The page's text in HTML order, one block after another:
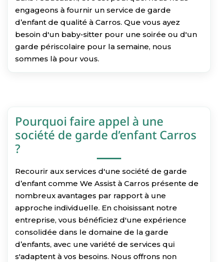
engageons à fournir un service de garde
d’enfant de qualité à Carros. Que vous ayez
besoin d'un baby-sitter pour une soirée ou d'un
garde périscolaire pour la semaine, nous
sommes là pour vous.
Pourquoi faire appel à une
société de garde d’enfant Carros
?
Recourir aux services d'une société de garde
d’enfant comme We Assist à Carros présente de
nombreux avantages par rapport à une
approche individuelle. En choisissant notre
entreprise, vous bénéficiez d'une expérience
consolidée dans le domaine de la garde
d’enfants, avec une variété de services qui
s'adaptent à vos besoins. Nous offrons non